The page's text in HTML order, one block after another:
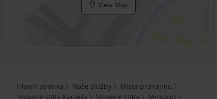
View Map
Hlavní stránka Naše služby
Místa pronájmu
Spojené státy Kanada
Spojené státy
Missouri